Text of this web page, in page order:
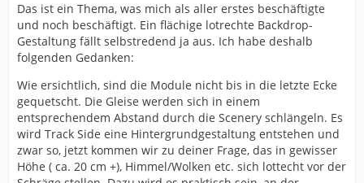
Das ist ein Thema, was mich als aller erstes beschäftigte
und noch beschäftigt. Ein flächige lotrechte Backdrop-
Gestaltung fällt selbstredend ja aus. Ich habe deshalb
folgenden Gedanken:
Wie ersichtlich, sind die Module nicht bis in die letzte Ecke
gequetscht. Die Gleise werden sich in einem
entsprechendem Abstand durch die Scenery schlängeln. Es
wird Track Side eine Hintergrundgestaltung entstehen und
zwar so, jetzt kommen wir zu deiner Frage, das in gewisser
Höhe ( ca. 20 cm +), Himmel/Wolken etc. sich lottecht vor der